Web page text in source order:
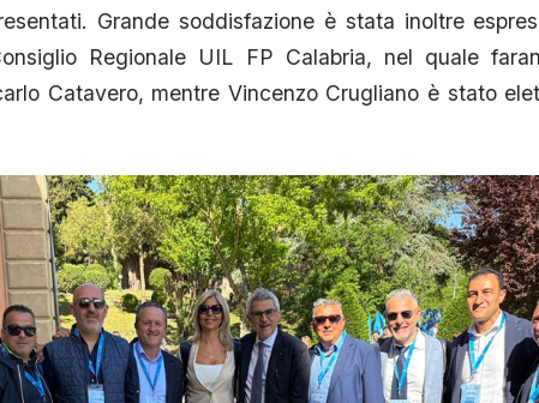
Grande soddisfazione è stata inoltre
Regionale UIL FP Calabria, nel quale
Catavero, mentre Vincenzo Crugliano è stato